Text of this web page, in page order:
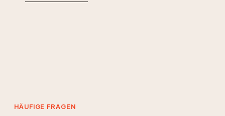
HÄUFIGE FRAGEN